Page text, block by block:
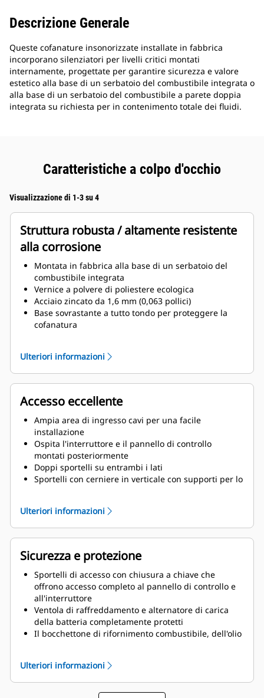
Descrizione Generale
Queste cofanature insonorizzate installate in fabbrica
incorporano silenziatori per livelli critici montati
internamente, progettate per garantire sicurezza e valore
estetico alla base di un serbatoio del combustibile integrata o
alla base di un serbatoio del combustibile a parete doppia
integrata su richiesta per in contenimento totale dei fluidi.
Caratteristiche a colpo d'occhio
Visualizzazione di 1-3 su 4
Struttura robusta / altamente resistente
alla corrosione
Montata in fabbrica alla base di un serbatoio del
combustibile integrata
Vernice a polvere di poliestere ecologica
Acciaio zincato da 1,6 mm (0,063 pollici)
Base sovrastante a tutto tondo per proteggere la
cofanatura
Serrature degli sportelli di compressione che
offrono una tenuta solida dello sportello
Dispositivi di fissaggio rivestiti in zinco o in acciaio
inossidabile verniciato di nero
Impianto di silenziamento dello scarico supercritico
montato internamente
Ulteriori informazioni
Accesso eccellente
Ampia area di ingresso cavi per una facile
installazione
Ospita l'interruttore e il pannello di controllo
montati posteriormente
Doppi sportelli su entrambi i lati
Sportelli con cerniere in verticale con supporti per lo
Olio di lubrificazione e tubi per gli scarichi del
liquido di raffreddamento all'esterno della
cofanatura e alle valvole di scarico con terminazione
Coperchio di riempimento del radiatore
Ulteriori informazioni
Sicurezza e protezione
Sportelli di accesso con chiusura a chiave che
offrono accesso completo al pannello di controllo e
all'interruttore
Ventola di raffreddamento e alternatore di carica
della batteria completamente protetti
Il bocchettone di rifornimento combustibile, dell'olio
Pulsante di arresto di emergenza montato
esternamente
Progettato per il sollevamento della barra
Ulteriori informazioni